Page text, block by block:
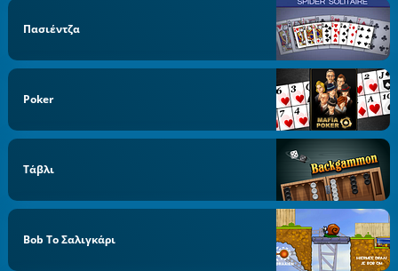
Πασιέντζα
Poker
Τάβλι
Bob Το Σαλιγκάρι